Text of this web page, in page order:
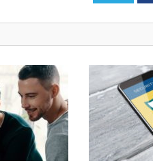
1 août 2023